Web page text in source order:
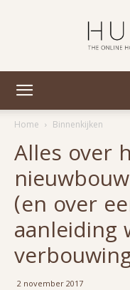
Home
Binnenkijken
Alles over
(en over
aanleiding
2 november 2017